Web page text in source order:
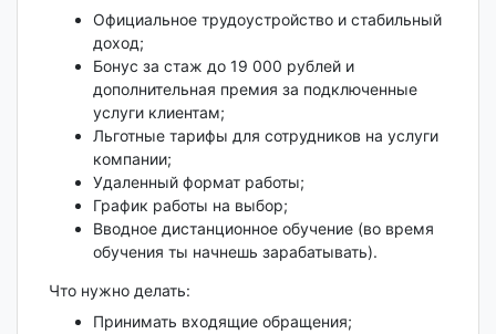
Официальное трудоустройство и стабильный
доход;
Бонус за стаж до 19 000 рублей и
дополнительная премия за подключенные
услуги клиентам;
Льготные тарифы для сотрудников на услуги
компании;
Удаленный формат работы;
График работы на выбор;
Вводное дистанционное обучение (во время
обучения ты начнешь зарабатывать).
Что нужно делать:
Принимать входящие обращения;